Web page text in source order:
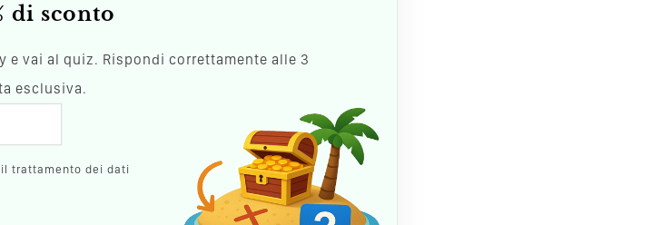
di sconto
e vai al quiz. Rispondi correttamente alle 3
esclusiva.
trattamento dei dati